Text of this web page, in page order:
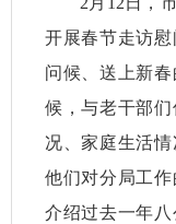
开展春节走访
问候、送上新
候，与老干部
况、家庭生活
他们对分局工
介绍过去一年